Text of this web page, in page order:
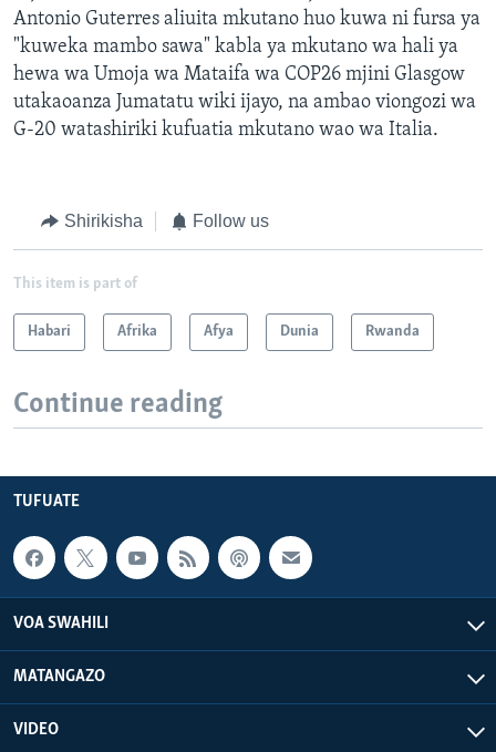
Antonio Guterres aliuita mkutano huo kuwa ni fursa ya
"kuweka mambo sawa" kabla ya mkutano wa hali ya
hewa wa Umoja wa Mataifa wa COP26 mjini Glasgow
utakaoanza Jumatatu wiki ijayo, na ambao viongozi wa
G-20 watashiriki kufuatia mkutano wao wa Italia.
Shirikisha Follow us
This item is part of
Habari Afrika Afya Dunia Rwanda
Continue reading
TUFUATE
VOA SWAHILI
MATANGAZO
VIDEO